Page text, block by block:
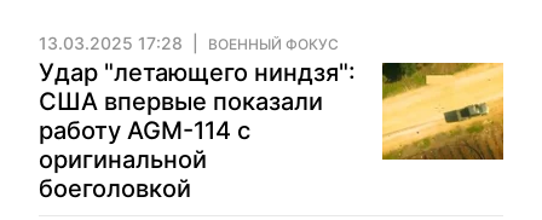
13.03.2025 17:28 ВОЕННЫЙ ФОКУС
Удар "летающего ниндзя":
США впервые показали
работу AGM-114 с
оригинальной
боеголовкой